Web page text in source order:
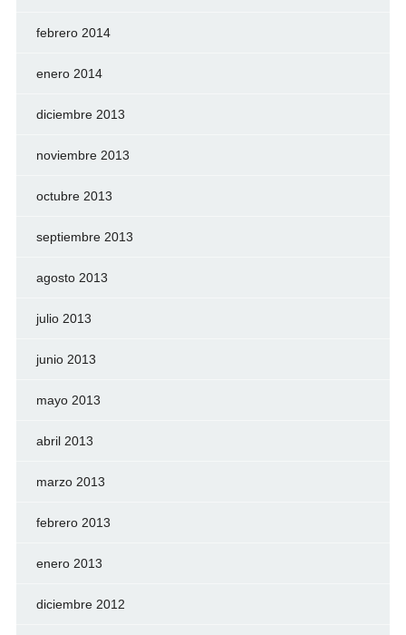
febrero 2014
enero 2014
diciembre 2013
noviembre 2013
octubre 2013
septiembre 2013
agosto 2013
julio 2013
junio 2013
mayo 2013
abril 2013
marzo 2013
febrero 2013
enero 2013
diciembre 2012